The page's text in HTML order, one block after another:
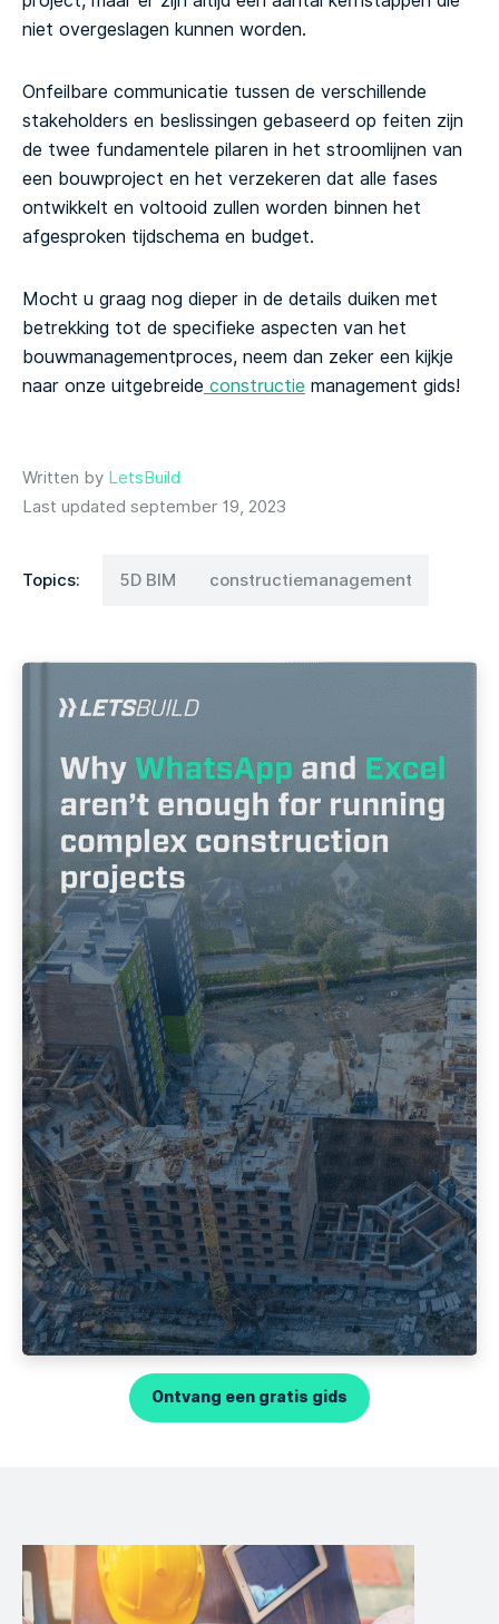
niet overgeslagen kunnen worden.
Onfeilbare communicatie tussen de verschillende
stakeholders en beslissingen gebaseerd op feiten zijn
de twee fundamentele pilaren in het stroomlijnen van
een bouwproject en het verzekeren dat alle fases
ontwikkelt en voltooid zullen worden binnen het
afgesproken tijdschema en budget.
Mocht u graag nog dieper in de details duiken met
betrekking tot de specifieke aspecten van het
bouwmanagementproces, neem dan zeker een kijkje
naar onze uitgebreide constructie management gids!
Written by LetsBuild
Last updated september 19, 2023
Topics: 5D BIM constructiemanagement
Ontvang een gratis gids